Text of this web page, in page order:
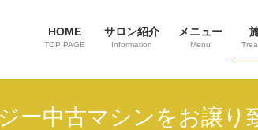
HOME
TOP PAGE
サロン紹介
Information
メニュー
Menu
ー中古マシンをお譲り